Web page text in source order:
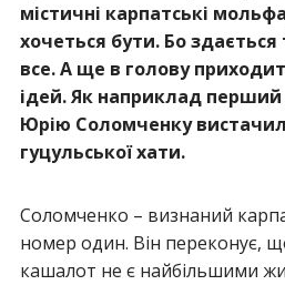
містичні карпатські
хочеться бути. Бо здається
все. А ще в голову
ідей. Як наприклад перший
Юрію Соломченку
гуцульської хати.
Соломченко – визнаний
номер один. Він переконує,
кашалот не є найбільшими